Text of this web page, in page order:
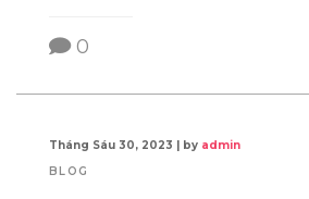
0
Tháng Sáu 30, 2023 by admin
BLOG